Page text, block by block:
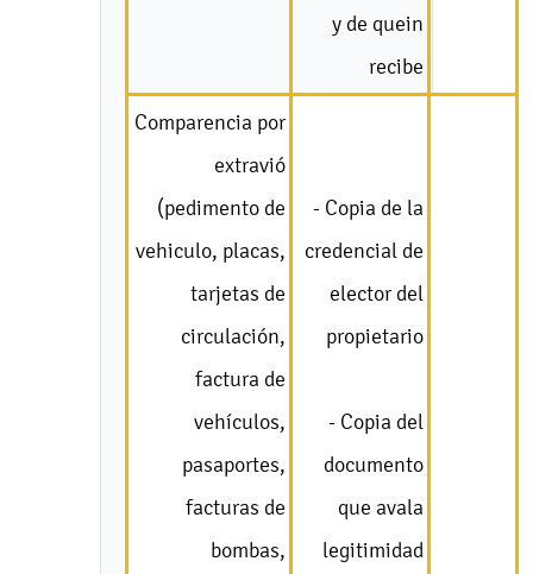
y de quein
recibe
Comparencia por
extravió
(pedimento de
vehiculo, placas,
tarjetas de
circulación,
factura de
vehículos,
pasaportes,
facturas de
bombas,
- Copia de la
credencial de
elector del
propietario
- Copia del
documento
que avala
legitimidad